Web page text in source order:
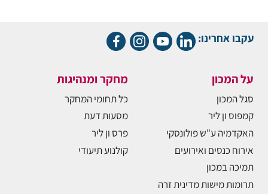
עקבו אחרינו:
על המכון
סגל המכון
קמפוס ון ליר
האקדמיה ע"ש פולונסקי
אירוח כנסים ואירועים
תמיכה במכון
תרומות מישות מדינית זרה
מחקר ומנהיגות
כל תחומי המחקר
מסעות דעת
פרס ון ליר
קולנוע תיעודי